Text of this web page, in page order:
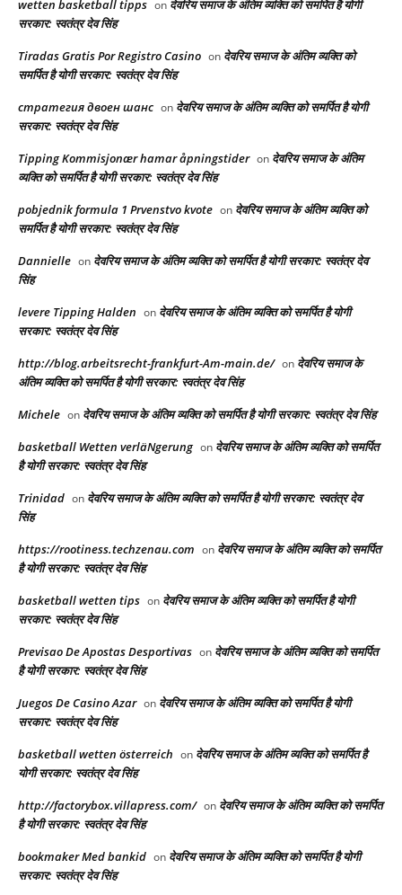
wetten basketball tipps on देवरिय समाज के अंतिम व्यक्ति को समर्पित है योगी
सरकार: स्वतंत्र देव सिंह
Tiradas Gratis Por Registro Casino on देवरिय समाज के अंतिम व्यक्ति को
समर्पित है योगी सरकार: स्वतंत्र देव सिंह
стратегия двоен шанс on देवरिय समाज के अंतिम व्यक्ति को समर्पित है योगी
सरकार: स्वतंत्र देव सिंह
Tipping Kommisjonær hamar åpningstider on देवरिय समाज के अंतिम
व्यक्ति को समर्पित है योगी सरकार: स्वतंत्र देव सिंह
pobjednik formula 1 Prvenstvo kvote on देवरिय समाज के अंतिम व्यक्ति को
समर्पित है योगी सरकार: स्वतंत्र देव सिंह
Dannielle on देवरिय समाज के अंतिम व्यक्ति को समर्पित है योगी सरकार: स्वतंत्र देव
सिंह
levere Tipping Halden on देवरिय समाज के अंतिम व्यक्ति को समर्पित है योगी
सरकार: स्वतंत्र देव सिंह
http://blog.arbeitsrecht-frankfurt-Am-main.de/ on देवरिय समाज के
अंतिम व्यक्ति को समर्पित है योगी सरकार: स्वतंत्र देव सिंह
Michele on देवरिय समाज के अंतिम व्यक्ति को समर्पित है योगी सरकार: स्वतंत्र देव सिंह
basketball Wetten verläNgerung on देवरिय समाज के अंतिम व्यक्ति को समर्पित
है योगी सरकार: स्वतंत्र देव सिंह
Trinidad on देवरिय समाज के अंतिम व्यक्ति को समर्पित है योगी सरकार: स्वतंत्र देव
सिंह
https://rootiness.techzenau.com on देवरिय समाज के अंतिम व्यक्ति को समर्पित
है योगी सरकार: स्वतंत्र देव सिंह
basketball wetten tips on देवरिय समाज के अंतिम व्यक्ति को समर्पित है योगी
सरकार: स्वतंत्र देव सिंह
Previsao De Apostas Desportivas on देवरिय समाज के अंतिम व्यक्ति को समर्पित
है योगी सरकार: स्वतंत्र देव सिंह
Juegos De Casino Azar on देवरिय समाज के अंतिम व्यक्ति को समर्पित है योगी
सरकार: स्वतंत्र देव सिंह
basketball wetten österreich on देवरिय समाज के अंतिम व्यक्ति को समर्पित है
योगी सरकार: स्वतंत्र देव सिंह
http://factorybox.villapress.com/ on देवरिय समाज के अंतिम व्यक्ति को समर्पित
है योगी सरकार: स्वतंत्र देव सिंह
bookmaker Med bankid on देवरिय समाज के अंतिम व्यक्ति को समर्पित है योगी
सरकार: स्वतंत्र देव सिंह